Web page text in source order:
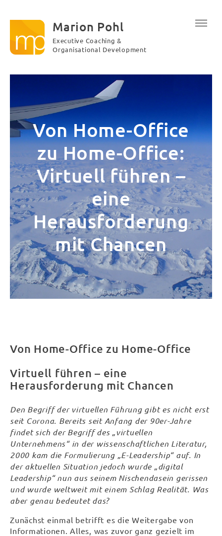
Marion Pohl
Executive Coaching &
Organisational Development
Von Home-Office
zu Home-Office:
Virtuell führen –
eine
Herausforderung
mit Chancen
Von Home-Office zu Home-Office
Virtuell führen – eine
Herausforderung mit Chancen
Den Begriff der virtuellen Führung gibt es nicht erst
seit Corona. Bereits seit Anfang der 90er-Jahre
findet sich der Begriff des „virtuellen
Unternehmens“ in der wissenschaftlichen Literatur,
2000 kam die Formulierung „E-Leadership“ auf. In
der aktuellen Situation jedoch wurde „digital
Leadership“ nun aus seinem Nischendasein gerissen
und wurde weltweit mit einem Schlag Realität. Was
aber genau bedeutet das?
Zunächst einmal betrifft es die Weitergabe von
Informationen. Alles, was zuvor ganz gezielt im